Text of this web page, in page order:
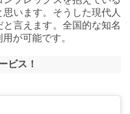
います。そうした現代人
言えます。全国的な知名
が可能です。
ビス！